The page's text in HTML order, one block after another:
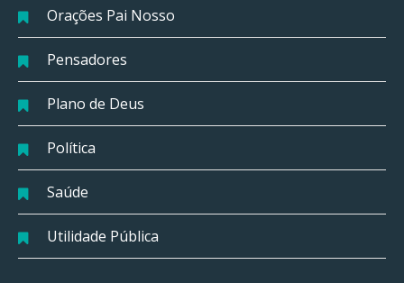
Orações Pai Nosso
Pensadores
Plano de Deus
Política
Saúde
Utilidade Pública